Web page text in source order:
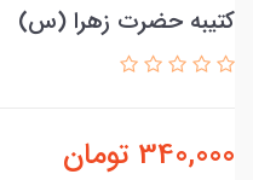
کتیبه حضرت زهرا (س)
340,000 تومان